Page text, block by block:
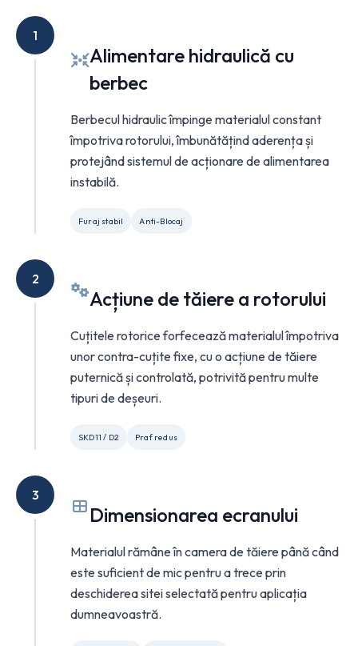
1
Alimentare hidraulică cu
berbec
Berbecul hidraulic împinge materialul constant
împotriva rotorului, îmbunătățind aderența și
protejând sistemul de acționare de alimentarea
instabilă.
Furaj stabil Anti-Blocaj
2
Acțiune de tăiere a rotorului
Cuțitele rotorice forfecează materialul împotriva
unor contra-cuțite fixe, cu o acțiune de tăiere
puternică și controlată, potrivită pentru multe
tipuri de deșeuri.
SKD11 / D2 Praf redus
3
Dimensionarea ecranului
Materialul rămâne în camera de tăiere până când
este suficient de mic pentru a trece prin
deschiderea sitei selectată pentru aplicația
dumneavoastră.